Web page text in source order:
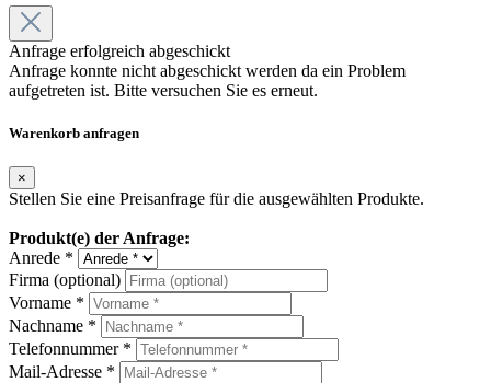
Anfrage erfolgreich abgeschickt
Anfrage konnte nicht abgeschickt werden da ein Problem
aufgetreten ist. Bitte versuchen Sie es erneut.
Warenkorb anfragen
×
Stellen Sie eine Preisanfrage für die ausgewählten Produkte.
Produkt(e) der Anfrage:
Anrede *
Firma (optional)
Vorname *
Nachname *
Telefonnummer *
Mail-Adresse *